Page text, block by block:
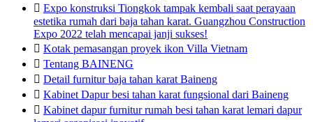
 Expo konstruksi Tiongkok tampak kembali saat perayaan
estetika rumah dari baja tahan karat. Guangzhou Construction
Expo 2022 telah mencapai janji sukses!
 Kotak pemasangan proyek ikon Villa Vietnam
 Tentang BAINENG
 Detail furnitur baja tahan karat Baineng
 Kabinet Dapur besi tahan karat fungsional dari Baineng
 Kabinet dapur furnitur rumah besi tahan karat lemari dapur